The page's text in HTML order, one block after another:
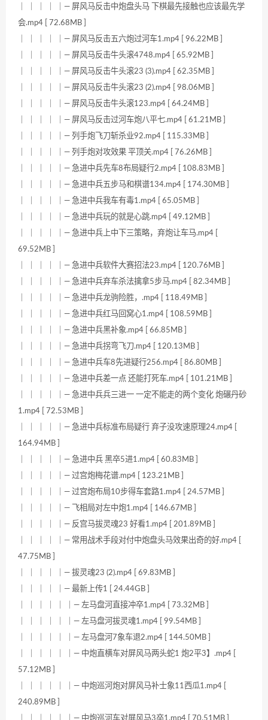
｜ ｜ ｜ ｜ ｜— 屏风马反击中炮盘头马 下棋最先接触也应该最先学
会.mp4 [ 72.68MB ]
｜ ｜ ｜ ｜ ｜— 屏风马反击五六炮过河车1.mp4 [ 96.22MB ]
｜ ｜ ｜ ｜ ｜— 屏风马反击牛头滚4748.mp4 [ 65.92MB ]
｜ ｜ ｜ ｜ ｜— 屏风马反击牛头滚23 (3).mp4 [ 62.35MB ]
｜ ｜ ｜ ｜ ｜— 屏风马反击牛头滚23 (2).mp4 [ 98.06MB ]
｜ ｜ ｜ ｜ ｜— 屏风马反击牛头滚123.mp4 [ 64.24MB ]
｜ ｜ ｜ ｜ ｜— 屏风马反击过河车炮八平七.mp4 [ 61.21MB ]
｜ ｜ ｜ ｜ ｜— 列手炮飞刀斩杀业92.mp4 [ 115.33MB ]
｜ ｜ ｜ ｜ ｜— 列手炮对攻效果 平顶关.mp4 [ 76.26MB ]
｜ ｜ ｜ ｜ ｜— 急进中兵先车8布局疑行2.mp4 [ 108.83MB ]
｜ ｜ ｜ ｜ ｜— 急进中兵五步马和棋谱134.mp4 [ 174.30MB ]
｜ ｜ ｜ ｜ ｜— 急进中兵我车有毒1.mp4 [ 65.05MB ]
｜ ｜ ｜ ｜ ｜— 急进中兵玩的就是心跳.mp4 [ 49.12MB ]
｜ ｜ ｜ ｜ ｜— 急进中兵上中下三策略，弃炮让车马.mp4 [
69.52MB ]
｜ ｜ ｜ ｜ ｜— 急进中兵软件大赛招法23.mp4 [ 120.76MB ]
｜ ｜ ｜ ｜ ｜— 急进中兵弃车杀法擒拿5步马.mp4 [ 82.34MB ]
｜ ｜ ｜ ｜ ｜— 急进中兵龙驹险胜，.mp4 [ 118.49MB ]
｜ ｜ ｜ ｜ ｜— 急进中兵红马回窝心1.mp4 [ 108.59MB ]
｜ ｜ ｜ ｜ ｜— 急进中兵黑补象.mp4 [ 66.85MB ]
｜ ｜ ｜ ｜ ｜— 急进中兵拐弯飞刀.mp4 [ 120.13MB ]
｜ ｜ ｜ ｜ ｜— 急进中兵车8先进疑行256.mp4 [ 86.80MB ]
｜ ｜ ｜ ｜ ｜— 急进中兵差一点 还能打死车.mp4 [ 101.21MB ]
｜ ｜ ｜ ｜ ｜— 急进中兵兵三进一 一定不能走的两个变化 炮碾丹砂
1.mp4 [ 72.53MB ]
｜ ｜ ｜ ｜ ｜— 急进中兵标准布局疑行 弃子没攻速原理24.mp4 [
164.94MB ]
｜ ｜ ｜ ｜ ｜— 急进中兵 黑卒5进1.mp4 [ 60.83MB ]
｜ ｜ ｜ ｜ ｜— 过宫炮梅花谱.mp4 [ 123.21MB ]
｜ ｜ ｜ ｜ ｜— 过宫炮布局10步得车套路1.mp4 [ 24.57MB ]
｜ ｜ ｜ ｜ ｜— 飞相局对左中炮1.mp4 [ 146.67MB ]
｜ ｜ ｜ ｜ ｜— 反宫马拔灵魂23 好看1.mp4 [ 201.89MB ]
｜ ｜ ｜ ｜ ｜— 常用战术手段对付中炮盘头马效果出奇的好.mp4 [
47.75MB ]
｜ ｜ ｜ ｜ ｜— 拔灵魂23 (2).mp4 [ 69.83MB ]
｜ ｜ ｜ ｜ ｜— 最新上传1 [ 24.44GB ]
｜ ｜ ｜ ｜ ｜ ｜— 左马盘河直接冲卒1.mp4 [ 73.32MB ]
｜ ｜ ｜ ｜ ｜ ｜— 左马盘河拔灵魂1.mp4 [ 99.54MB ]
｜ ｜ ｜ ｜ ｜ ｜— 左马盘河7象车退2.mp4 [ 144.50MB ]
｜ ｜ ｜ ｜ ｜ ｜— 中炮直横车对屏风马两头蛇1 炮2平3】.mp4 [
57.12MB ]
｜ ｜ ｜ ｜ ｜ ｜— 中炮巡河炮对屏风马补士象11西瓜1.mp4 [
240.89MB ]
｜ ｜ ｜ ｜ ｜ ｜— 中炮巡河车对屏风马3卒1.mp4 [ 70.51MB ]